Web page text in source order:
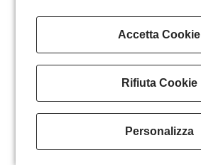
Personalizza
Rifiuta Cookie
Accetta Cookie